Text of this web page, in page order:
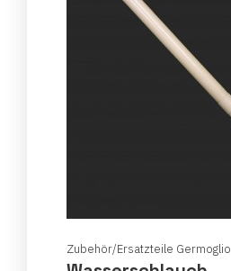
Zubehör/Ersatzteile Germoglio